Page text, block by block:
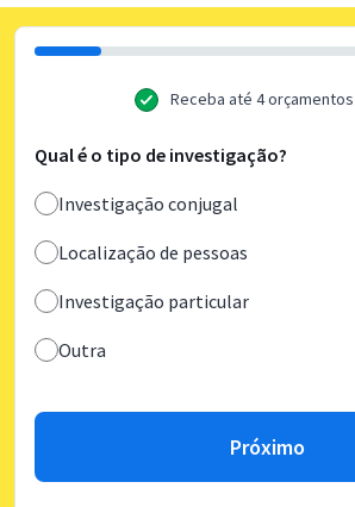
Receba até 4
Qual é o tipo de investigação?
Investigação conjugal
Localização de pessoas
Investigação particular
Outra
Próximo